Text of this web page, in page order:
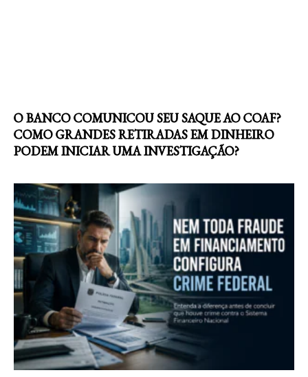
O BANCO COMUNICOU SEU SAQUE AO COAF?
COMO GRANDES RETIRADAS EM DINHEIRO
PODEM INICIAR UMA INVESTIGAÇÃO?